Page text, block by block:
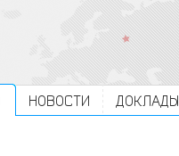
НОВОСТИ ДОКЛАДЫ